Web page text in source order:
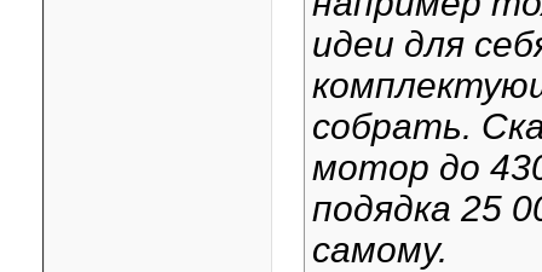
идеи для
собрать.
мотор до
подядка 25
самому.